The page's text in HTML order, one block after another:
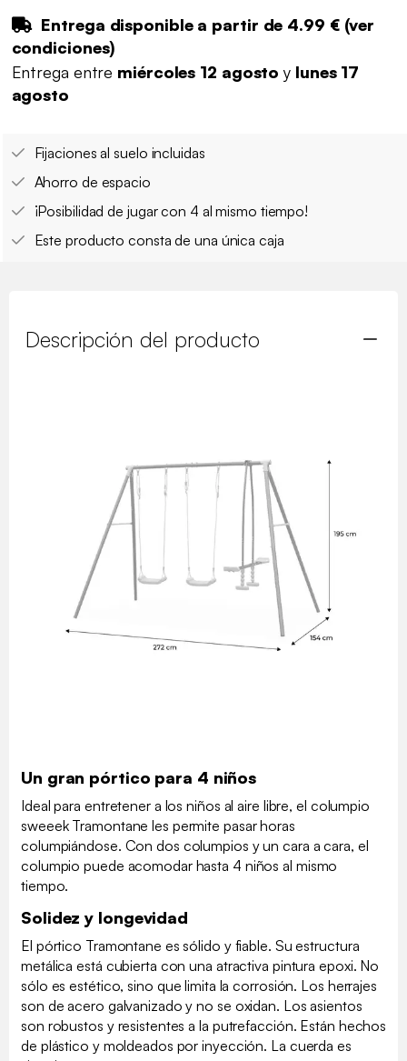
Entrega disponible a partir de 4.99 €(ver
condiciones)
Entrega entre miércoles 12 agostoy lunes 17
agosto
Fijaciones al suelo incluidas
Ahorro de espacio
¡Posibilidad de jugar con 4 al mismo tiempo!
Este producto consta de una única caja
Descripción del producto
Un gran pórtico para 4 niños
Ideal para entretener a los niños al aire libre, el columpio
sweeek Tramontane les permite pasar horas
columpiándose. Con dos columpios y un cara a cara, el
columpio puede acomodar hasta 4 niños al mismo
tiempo.
Solidez y longevidad
El pórtico Tramontane es sólido y fiable. Su estructura
metálica está cubierta con una atractiva pintura epoxi. No
sólo es estético, sino que limita la corrosión. Los herrajes
son de acero galvanizado y no se oxidan. Los asientos
son robustos y resistentes a la putrefacción. Están hechos
de plástico y moldeados por inyección. La cuerda es